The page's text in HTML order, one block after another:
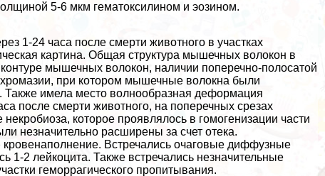
5-6 мкм гематоксилином и эозином.
1-24 часа после cмepти животного в участках
картина. Общая структура мышечных волокон в
мышечных волокон, наличии поперечно-полосатой
при котором мышечные волокна были
Также имела место волнообразная деформация
после cмepти животного, на поперечных срезах
которое проявлялось в гомогенизации части
незначительно расширены за счет отека.
Встречались очаговые диффузные
1-2 лейкоцита. Также встречались незначительные
геморрагического пропитывания.